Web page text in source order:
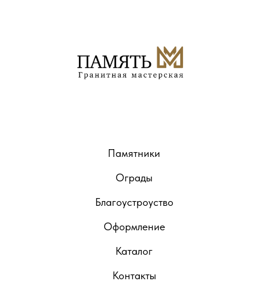
Памятники
Ограды
Благоустроуство
Оформление
Каталог
Контакты